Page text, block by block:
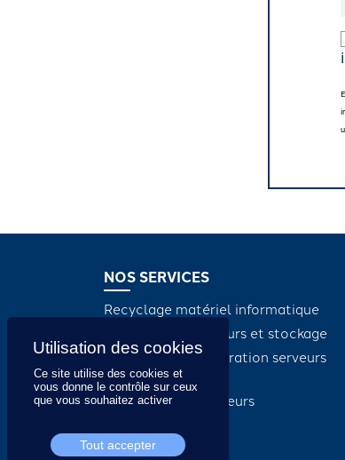
NOS SERVICES
Recyclage matériel informatique
Maintenance serveurs et stockage
Dépannage et réparation serveurs
et stockage
Intégration de serveurs
Ce site utilise des cookies et
vous donne le contrôle sur ceux
que vous souhaitez activer
Tout accepter